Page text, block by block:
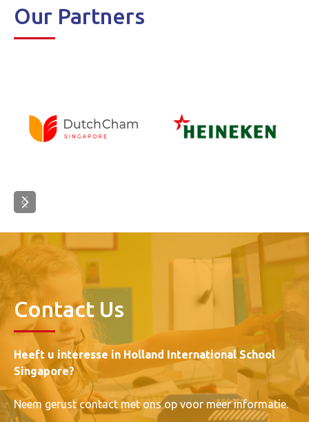
Our Partners
Contact Us
Heeft u interesse in Holland International School
Singapore?
Neem gerust contact met ons op voor meer informatie.